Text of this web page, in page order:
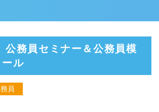
務員セミナー＆公務員模
ル
員